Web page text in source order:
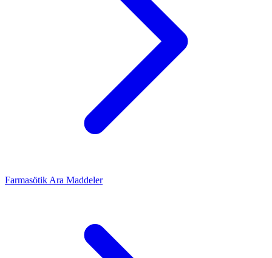
Farmasötik Ara Maddeler